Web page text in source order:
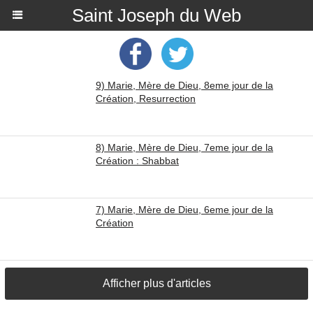
Saint Joseph du Web
9) Marie, Mère de Dieu, 8eme jour de la
Création, Resurrection
8) Marie, Mère de Dieu, 7eme jour de la
Création : Shabbat
7) Marie, Mère de Dieu, 6eme jour de la
Création
Afficher plus d'articles